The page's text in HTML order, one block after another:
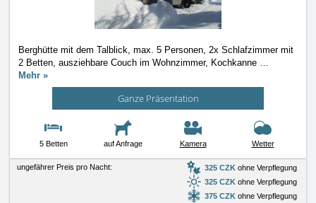
Berghütte mit dem Talblick, max. 5 Personen, 2x Schlafzimmer mit
2 Betten, ausziehbare Couch im Wohnzimmer, Kochkanne …
Mehr »
Ganze Präsentation
5 Betten auf Anfrage Kamera Wetter
ungefährer Preis pro Nacht: 325 CZK ohne Verpflegung
325 CZK ohne Verpflegung
375 CZK ohne Verpflegung